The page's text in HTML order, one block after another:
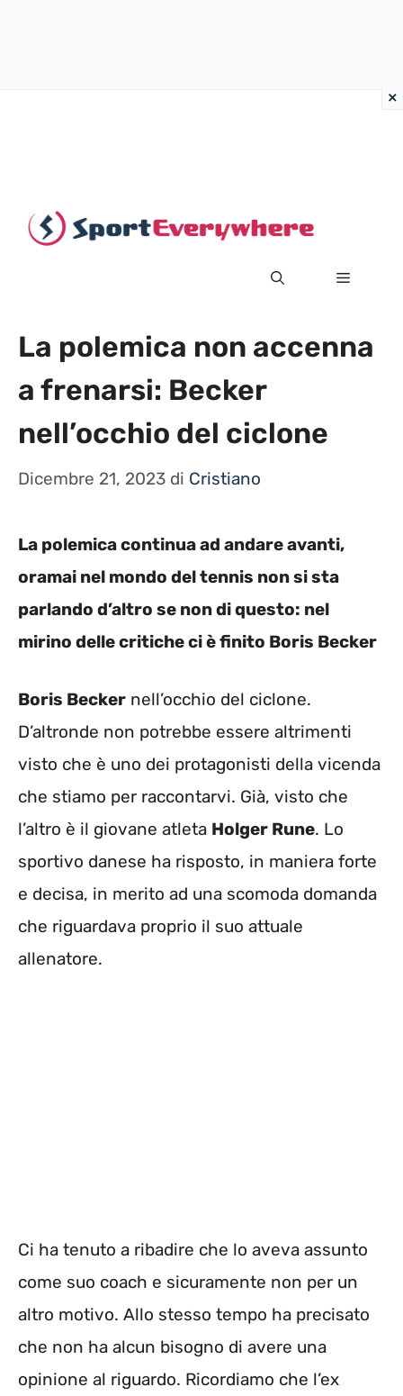
MENU
La polemica non accenna
a frenarsi: Becker
nell’occhio del ciclone
Dicembre 21, 2023 di Cristiano
La polemica continua ad andare avanti,
oramai nel mondo del tennis non si sta
parlando d’altro se non di questo: nel
mirino delle critiche ci è finito Boris Becker
Boris Becker nell’occhio del ciclone.
D’altronde non potrebbe essere altrimenti
visto che è uno dei protagonisti della vicenda
che stiamo per raccontarvi. Già, visto che
l’altro è il giovane atleta Holger Rune. Lo
sportivo danese ha risposto, in maniera forte
e decisa, in merito ad una scomoda domanda
che riguardava proprio il suo attuale
allenatore.
Ci ha tenuto a ribadire che lo aveva assunto
come suo coach e sicuramente non per un
altro motivo. Allo stesso tempo ha precisato
che non ha alcun bisogno di avere una
opinione al riguardo. Ricordiamo che l’ex